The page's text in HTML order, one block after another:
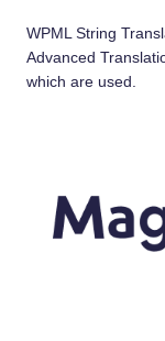
WPML String
Advanced
which are used.